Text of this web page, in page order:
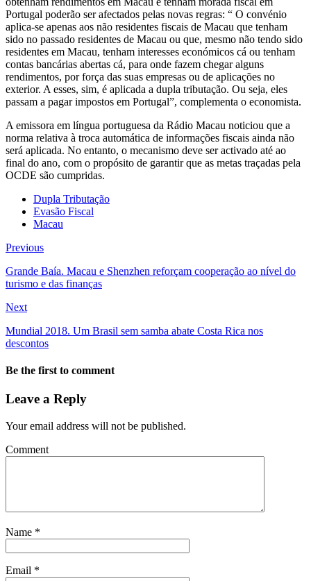
Portugal poderão ser afectados pelas novas regras: “ O convénio
aplica-se apenas aos não residentes fiscais de Macau que tenham
sido no passado residentes de Macau ou que, mesmo não tendo sido
residentes em Macau, tenham interesses económicos cá ou tenham
contas bancárias abertas cá, para onde fazem chegar alguns
rendimentos, por força das suas empresas ou de aplicações no
exterior. A esses, sim, é aplicada a dupla tributação. Ou seja, eles
passam a pagar impostos em Portugal”, complementa o economista.
A emissora em língua portuguesa da Rádio Macau noticiou que a
norma relativa à troca automática de informações fiscais ainda não
será aplicada. No entanto, o mecanismo deve ser activado até ao
final do ano, com o propósito de garantir que as metas traçadas pela
OCDE são cumpridas.
Dupla Tributação
Evasão Fiscal
Macau
Previous
Grande Baía. Macau e Shenzhen reforçam cooperação ao nível do
turismo e das finanças
Next
Mundial 2018. Um Brasil sem samba abate Costa Rica nos
descontos
Be the first to comment
Leave a Reply
Your email address will not be published.
Comment
Name *
Email *